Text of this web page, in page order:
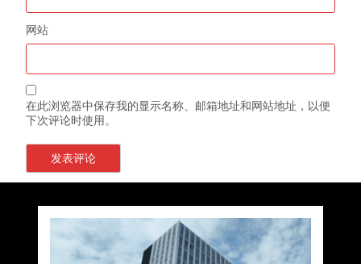
网站
在此浏览器中保存我的显示名称、邮箱地址和网站地址，以便
下次评论时使用。